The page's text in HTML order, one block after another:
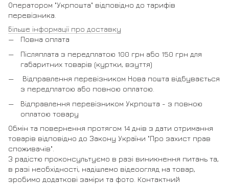
Оператором "Укрпошта" відповідно до тарифів
перевізника.
Більше інформації про доставку
Повна оплата
Післяплата з передплатою 100 грн або 150 грн для
габаритних товарів (куртки, взуття)
Відправлення перевізником Нова пошта відбувається
з передплатою або повною оплатою.
Відправлення перевізником Укрпошта - з повною
оплатою товару
Обмін та повернення протягом 14 днів з дати отримання
товарів відповідно до Закону України "Про захист прав
споживачів".
З радістю проконсультуємо в разі виникнення питань та,
в разі необхідності, надішлемо відеоогляд на товар,
зробимо додаткові заміри та фото. Контактний